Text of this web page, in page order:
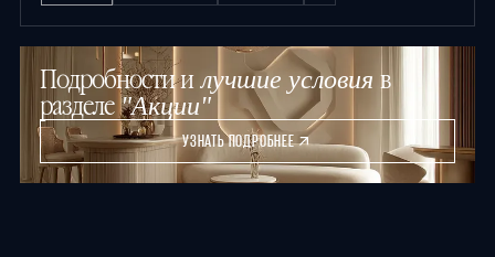
Подробности илучшие условия в
разделе"Акции"
УЗНАТЬ ПОДРОБНЕЕ